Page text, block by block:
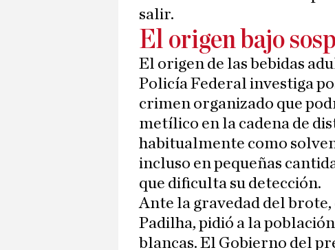
salir.
El origen bajo
El origen de las bebidas
Policía Federal investiga
crimen organizado que
metílico en la cadena de
habitualmente como
incluso en pequeñas
que dificulta su detección.
Ante la gravedad del
Padilha, pidió a la
blancas. El Gobierno del